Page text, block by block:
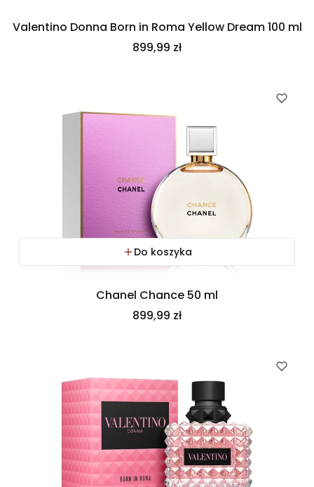
Valentino Donna Born in Roma Yellow Dream 100 ml
Cena
899,99 zł
Do koszyka
Chanel Chance 50 ml
Cena
899,99 zł